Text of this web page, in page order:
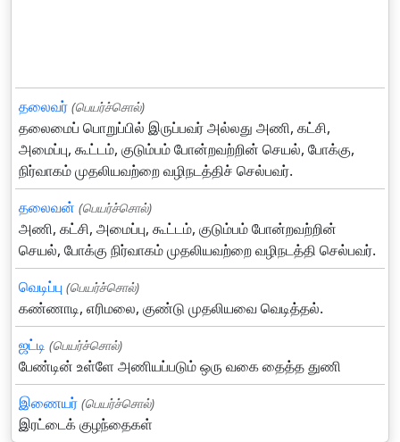
தலைவர் (பெயர்ச்சொல்)
தலைமைப் பொறுப்பில் இருப்பவர் அல்லது அணி, கட்சி,
அமைப்பு, கூட்டம், குடும்பம் போன்றவற்றின் செயல், போக்கு,
நிர்வாகம் முதலியவற்றை வழிநடத்திச் செல்பவர்.
தலைவன் (பெயர்ச்சொல்)
அணி, கட்சி, அமைப்பு, கூட்டம், குடும்பம் போன்றவற்றின்
செயல், போக்கு நிர்வாகம் முதலியவற்றை வழிநடத்தி செல்பவர்.
வெடிப்பு (பெயர்ச்சொல்)
கண்ணாடி, எரிமலை, குண்டு முதலியவை வெடித்தல்.
ஜட்டி (பெயர்ச்சொல்)
பேண்டின் உள்ளே அணியப்படும் ஒரு வகை தைத்த துணி
இணையர் (பெயர்ச்சொல்)
இரட்டைக் குழந்தைகள்